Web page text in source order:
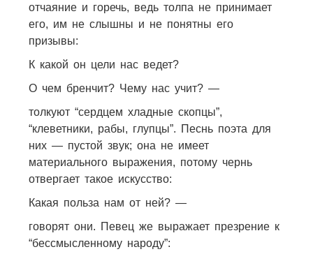
отчаяние и горечь, ведь толпа не принимает
его, им не слышны и не понятны его
призывы:
К какой он цели нас ведет?
О чем бренчит? Чему нас учит? —
толкуют “сердцем хладные скопцы”,
“клеветники, рабы, глупцы”. Песнь поэта для
них — пустой звук; она не имеет
материального выражения, потому чернь
отвергает такое искусство:
Какая польза нам от ней? —
говорят они. Певец же выражает презрение к
“бессмысленному народу”: